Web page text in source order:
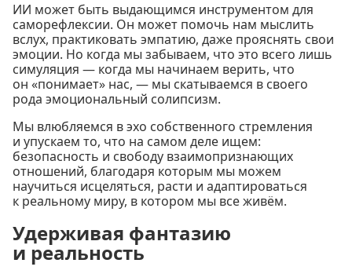
ИИ может быть выдающимся инструментом для
саморефлексии. Он может помочь нам мыслить
вслух, практиковать эмпатию, даже прояснять свои
эмоции. Но когда мы забываем, что это всего лишь
симуляция — когда мы начинаем верить, что
он «понимает» нас, — мы скатываемся в своего
рода эмоциональный солипсизм.
Мы влюбляемся в эхо собственного стремления
и упускаем то, что на самом деле ищем:
безопасность и свободу взаимопризнающих
отношений, благодаря которым мы можем
научиться исцеляться, расти и адаптироваться
к реальному миру, в котором мы все живём.
Удерживая фантазию
и реальность